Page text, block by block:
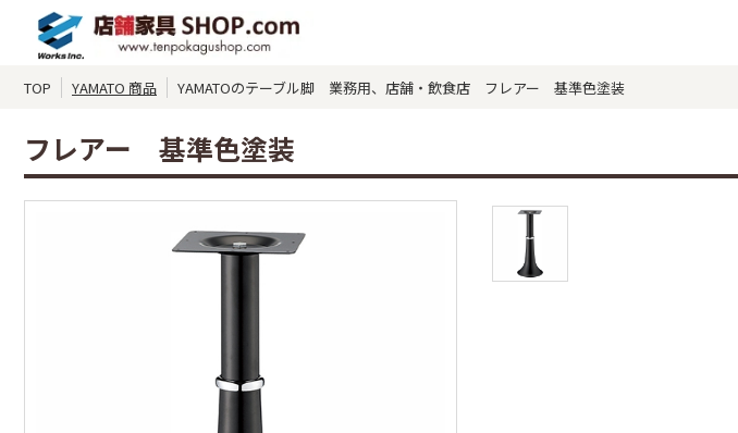
TOP YAMATO 商品 YAMATOのテーブル脚 業務用、店舗・飲食店 フレアー 基準色塗装
フレアー 基準色塗装